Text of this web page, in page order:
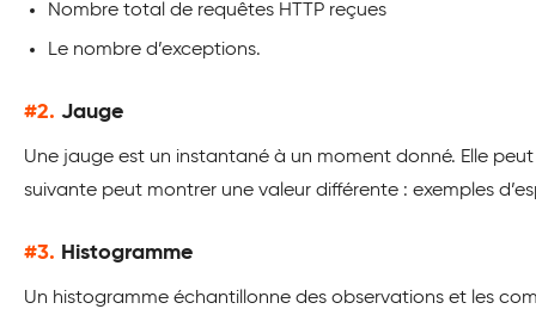
Nombre total de requêtes HTTP reçues
Le nombre d’exceptions.
#2. Jauge
Une jauge est un instantané à un moment donné. Elle
suivante peut montrer une valeur différente : exemples
#3. Histogramme
Un histogramme échantillonne des observations et les